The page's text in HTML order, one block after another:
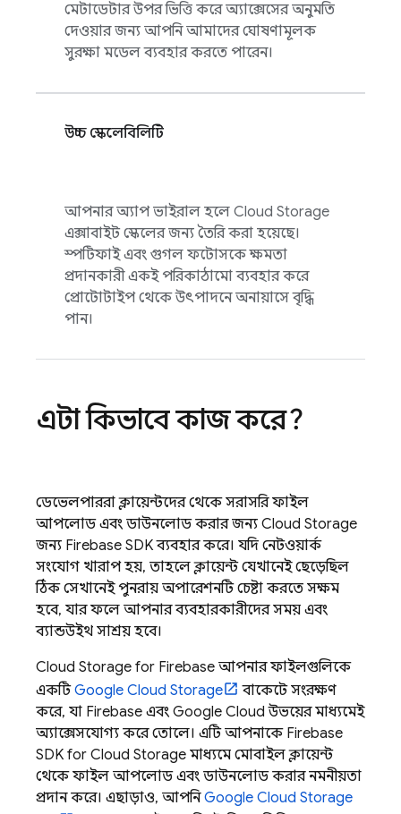
মেটাডেটার উপর ভিত্তি করে অ্যাক্সেসের অনুমতি
দেওয়ার জন্য আপনি আমাদের ঘোষণামূলক
সুরক্ষা মডেল ব্যবহার করতে পারেন।
উচ্চ স্কেলেবিলিটি
আপনার অ্যাপ ভাইরাল হলে Cloud Storage
এক্সাবাইট স্কেলের জন্য তৈরি করা হয়েছে।
স্পটিফাই এবং গুগল ফটোসকে ক্ষমতা
প্রদানকারী একই পরিকাঠামো ব্যবহার করে
প্রোটোটাইপ থেকে উৎপাদনে অনায়াসে বৃদ্ধি
পান।
এটা কিভাবে কাজ করে?
ডেভেলপাররা ক্লায়েন্টদের থেকে সরাসরি ফাইল
আপলোড এবং ডাউনলোড করার জন্য Cloud Storage
জন্য Firebase SDK ব্যবহার করে। যদি নেটওয়ার্ক
সংযোগ খারাপ হয়, তাহলে ক্লায়েন্ট যেখানেই ছেড়েছিল
ঠিক সেখানেই পুনরায় অপারেশনটি চেষ্টা করতে সক্ষম
হবে, যার ফলে আপনার ব্যবহারকারীদের সময় এবং
ব্যান্ডউইথ সাশ্রয় হবে।
Cloud Storage for Firebase আপনার ফাইলগুলিকে
একটিGoogle Cloud Storage
বাকেটে সংরক্ষণ
করে, যা Firebase এবং Google Cloud উভয়ের মাধ্যমেই
অ্যাক্সেসযোগ্য করে তোলে। এটি আপনাকে Firebase
SDK for Cloud Storage মাধ্যমে মোবাইল ক্লায়েন্ট
থেকে ফাইল আপলোড এবং ডাউনলোড করার নমনীয়তা
প্রদান করে। এছাড়াও, আপনিGoogle Cloud Storage